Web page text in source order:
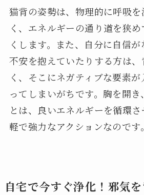
猫背の姿勢は、物理的に呼吸
く、エネルギーの通り道を狭
くします。また、自分に自信
不安を抱えていたりする方は
く、そこにネガティブな要素
ってしまいがちです。胸を開き
とは、良いエネルギーを循環
軽で強力なアクションなのです。
自宅で今すぐ浄化！邪気